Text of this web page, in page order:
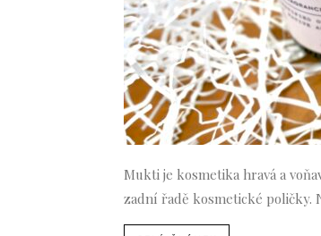
Mukti je kosmetika hravá a
zadní řadě kosmetické poličky.